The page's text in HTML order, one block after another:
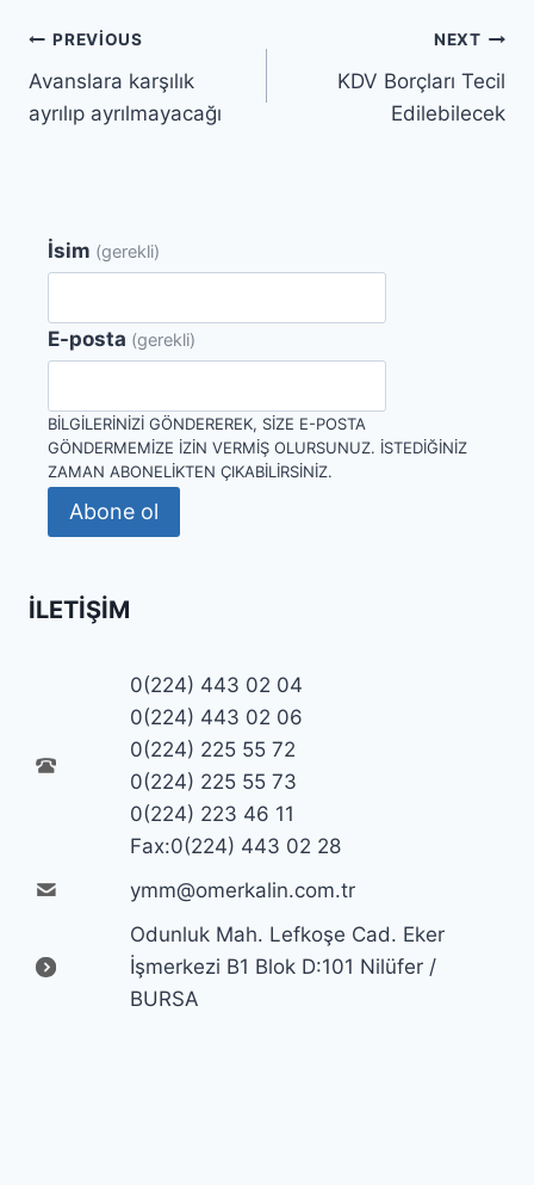
Yazı
gezinmesi
PREVIOUS
Avanslara karşılık
ayrılıp ayrılmayacağı
NEXT
KDV Borçları Tecil
Edilebilecek
İsim (gerekli)
E-posta (gerekli)
BILGILERINIZI GÖNDEREREK, SIZE E-POSTA
GÖNDERMEMIZE IZIN VERMIŞ OLURSUNUZ. İSTEDIĞINIZ
ZAMAN ABONELIKTEN ÇIKABILIRSINIZ.
Abone ol
İLETIŞIM
0(224) 443 02 04
0(224) 443 02 06
0(224) 225 55 72
0(224) 225 55 73
0(224) 223 46 11
Fax:0(224) 443 02 28
ymm@omerkalin.com.tr
Odunluk Mah. Lefkoşe Cad. Eker
İşmerkezi B1 Blok D:101 Nilüfer /
BURSA